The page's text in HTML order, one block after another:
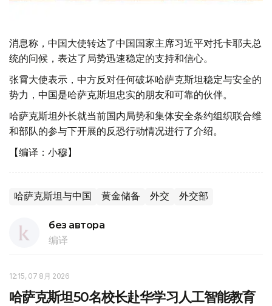
消息称，中国大使转达了中国国家主席习近平对托卡耶夫总
统的问候，表达了局势迅速稳定的支持和信心。
张霄大使表示，中方反对任何破坏哈萨克斯坦稳定与安全的
势力，中国是哈萨克斯坦忠实的朋友和可靠的伙伴。
哈萨克斯坦外长就当前国内局势和集体安全条约组织联合维
和部队的参与下开展的反恐行动情况进行了介绍。
【编译：小穆】
哈萨克斯坦与中国 黄金储备 外交 外交部
без автора
编译
12:15, 07 8月 2026
哈萨克斯坦50名校长赴华学习人工智能教育